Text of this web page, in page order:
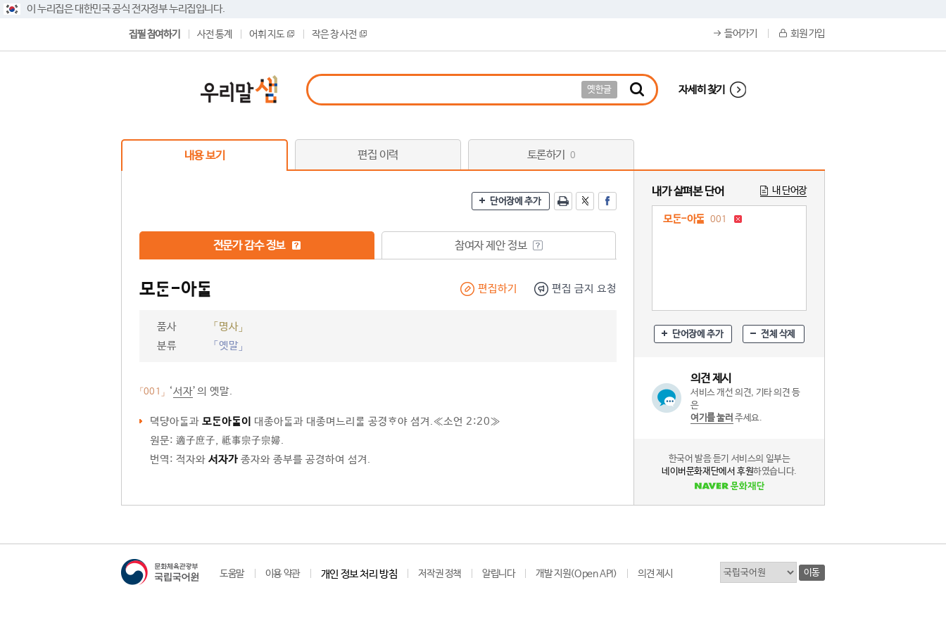
이 누리집은 대한민국 공식 전자정부 누리집입니다.
집필 참여하기 사전 통계 어휘 지도 작은 창 사전 들어가기 회원 가입
옛한글 자세히 찾기
내용 보기 편집 이력 토론하기 0
단어장에 추가
전문가 감수 정보 참여자 제안 정보
모-아 편집하기 편집 금지 요청
품사
「명사」
분류
「옛말」
「001」 ‘서자’의 옛말.
뎍아과 모아이 대아과 대며느리 야 셤겨.≪소언 2:20≫
원문: 適子庶子, 祗事宗子宗婦.
번역: 적자와 서자가 종자와 종부를 공경하여 섬겨.
내가 살펴본 단어 내 단어장
모-아 001
단어장에 추가 전체 삭제
의견 제시
서비스 개선 의견, 기타 의견 등
은
여기를 눌러 주세요.
한국어 발음 듣기 서비스의 일부는
네이버문화재단에서 후원하였습니다.
도움말 이용 약관 개인 정보 처리 방침 저작권 정책 알립니다 개발 지원(Open API) 의견 제시 이동